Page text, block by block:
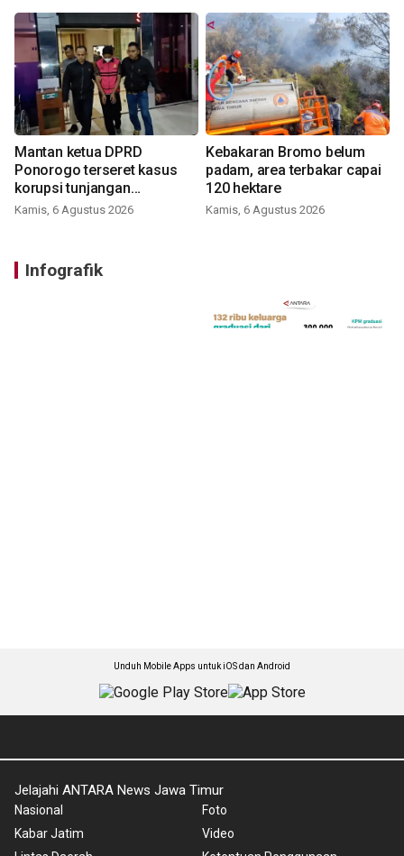
Mantan ketua DPRD
Ponorogo terseret kasus
korupsi tunjangan
perumahan
Kamis, 6 Agustus 2026
Kebakaran Bromo belum
padam, area terbakar capai
120 hektare
Kamis, 6 Agustus 2026
Infografik
Unduh Mobile Apps untuk iOS dan Android
Jelajahi ANTARA News Jawa Timur
Nasional
Kabar Jatim
Foto
Video